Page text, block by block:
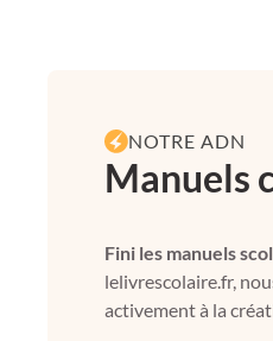
NOTRE ADN
Manuels
Fini les manuels
lelivrescolaire.fr,
activement à la